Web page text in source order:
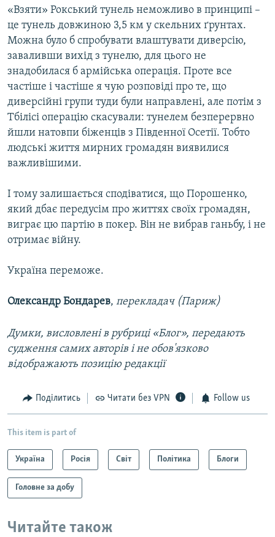
«Взяти» Рокський тунель неможливо в принципі –
це тунель довжиною 3,5 км у скельних ґрунтах.
Можна було б спробувати влаштувати диверсію,
заваливши вихід з тунелю, для цього не
знадобилася б армійська операція. Проте все
частіше і частіше я чую розповіді про те, що
диверсійні групи туди були направлені, але потім з
Тбілісі операцію скасували: тунелем безперервно
йшли натовпи біженців з Південної Осетії. Тобто
людські життя мирних громадян виявилися
важливішими.
І тому залишається сподіватися, що Порошенко,
який дбає передусім про життях своїх громадян,
виграє цю партію в покер. Він не вибрав ганьбу, і не
отримає війну.
Україна переможе.
Олександр Бондарев, перекладач (Париж)
Думки, висловлені в рубриці «Блог», передають
судження самих авторів і не обов'язково
відображають позицію редакції
Поділитись Читати без VPN Follow us
This item is part of
Україна Росія Світ Політика Блоги
Головне за добу
Читайте також